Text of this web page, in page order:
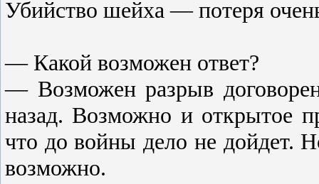
Убийство шейха — потеря
— Какой возможен ответ?
— Возможен разрыв
назад. Возможно и открытое
что до войны дело не дойдет.
возможно.